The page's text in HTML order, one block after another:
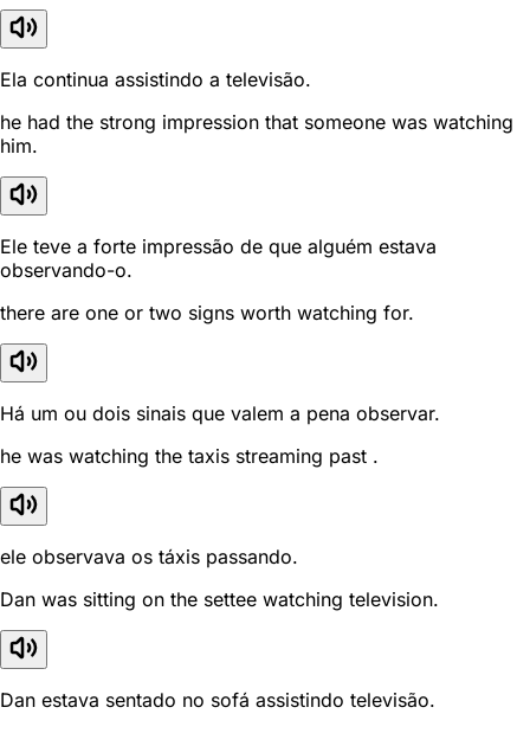
Ela continua assistindo a televisão.
he had the strong impression that someone was watching
him.
Ele teve a forte impressão de que alguém estava
observando-o.
there are one or two signs worth watching for.
Há um ou dois sinais que valem a pena observar.
he was watching the taxis streaming past .
ele observava os táxis passando.
Dan was sitting on the settee watching television.
Dan estava sentado no sofá assistindo televisão.